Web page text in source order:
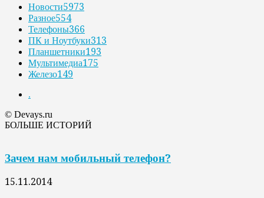
Новости5973
Разное554
Телефоны366
ПК и Ноутбуки313
Планшетники193
Мультимедиа175
Железо149
.
© Devays.ru
БОЛЬШЕ ИСТОРИЙ
Зачем нам мобильный телефон?
15.11.2014